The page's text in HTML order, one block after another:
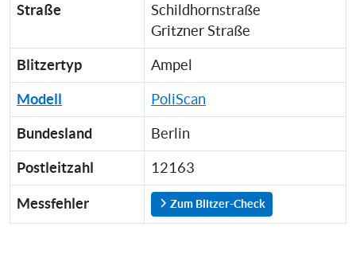
Straße
Schildhornstraße
Gritzner Straße
Blitzertyp Ampel
Modell PoliScan
Bundesland Berlin
Postleitzahl 12163
Messfehler Zum Blitzer-Check